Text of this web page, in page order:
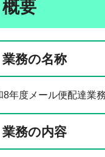
概要
業務の名称
8年度メール便配達業
業務の内容